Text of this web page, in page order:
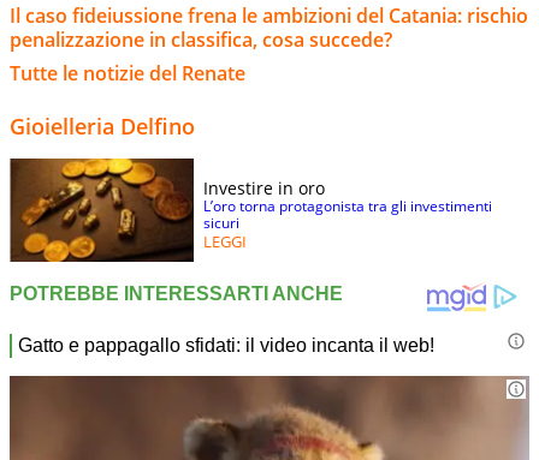
Il caso fideiussione frena le ambizioni del Catania: rischio
penalizzazione in classifica, cosa succede?
Tutte le notizie del Renate
Gioielleria Delfino
Investire in oro
L’oro torna protagonista tra gli investimenti
sicuri
LEGGI